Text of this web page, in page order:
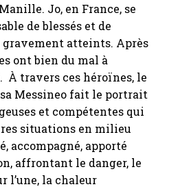
Jo, en France, se
de blessés et de
gravement atteints. Après
ont bien du mal à
travers ces héroïnes, le
Messineo fait le portrait
et compétentes qui
situations en milieu
accompagné, apporté
affrontant le danger, le
l’une, la chaleur